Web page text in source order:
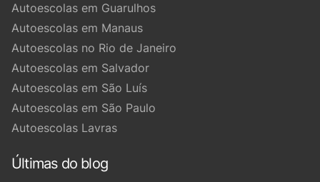
Autoescolas em Guarulhos
Autoescolas em Manaus
Autoescolas no Rio de Janeiro
Autoescolas em Salvador
Autoescolas em São Luís
Autoescolas em São Paulo
Autoescolas Lavras
Últimas do blog